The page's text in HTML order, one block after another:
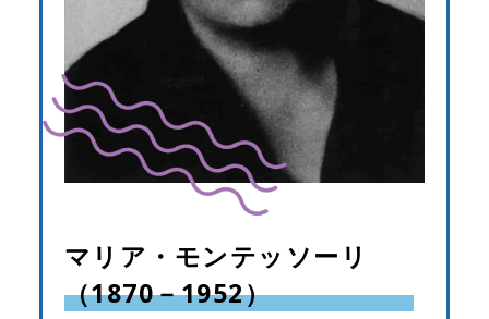
マリア・モンテッソーリ
（1870－1952）